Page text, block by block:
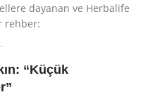
dayanan ve Herbalife
rehber:
“Küçük